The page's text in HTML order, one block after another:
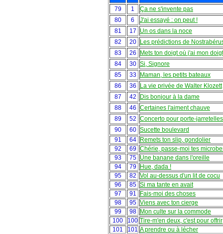
79
1
Ça ne s'invente pas
80
6
J'ai essayé : on peut !
81
17
Un os dans la noce
82
20
Les prédictions de
83
26
Mets ton doigt où j'ai mon doigt
84
30 Si, Signore
85
33
Maman, les petits bateaux
86
36
La vie privée de Walter Klozett
87
42
Dis bonjour à la dame
88
46 Certaines l'aiment chauve
89
52 Concerto pour porte-jarretelles
90
60 Sucette boulevard
91
64
Remets ton slip, gondolier
92
69 Chérie, passe-moi tes
93
75
Une banane dans l'oreille
94
79
Hue, dada !
95
82 Vol au-dessus d'un lit de cocu
96
85 Si ma tante en avait
97
91
Fais-moi des choses
98
95 Viens avec ton cierge
99
98
Mon culte sur la commode
100
100 Tire-m'en deux, c'est pour offrir
101
101 A prendre ou à lécher